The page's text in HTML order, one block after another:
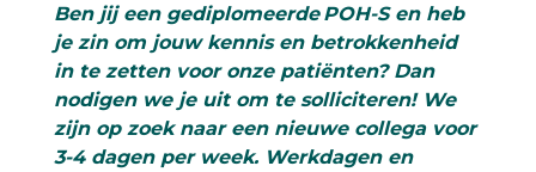
Ben jij een gediplomeerde POH-S en heb
je zin om jouw kennis en betrokkenheid
in te zetten voor onze patiënten? Dan
nodigen we je uit om te solliciteren! We
zijn op zoek naar een nieuwe collega voor
3-4 dagen per week. Werkdagen en